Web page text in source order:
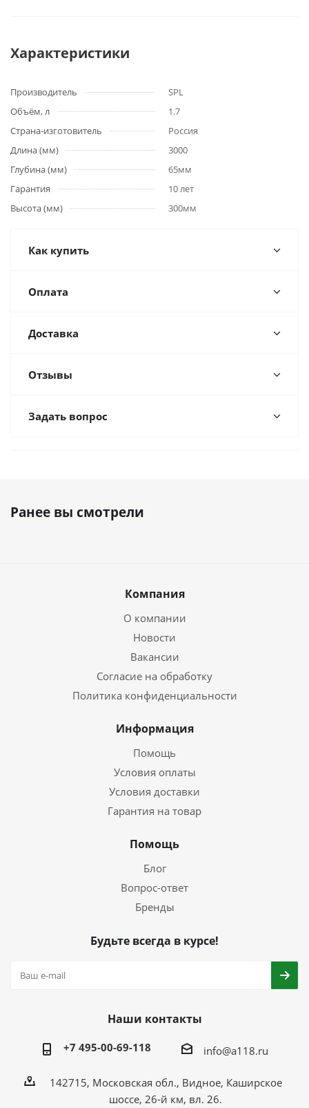
Характеристики
Производитель
SPL
Объём, л
1.7
Страна-изготовитель
Россия
Длина (мм)
3000
Глубина (мм)
65мм
Гарантия
10 лет
Высота (мм)
300мм
Как купить
Оплата
Доставка
Отзывы
Задать вопрос
Ранее вы смотрели
Компания
О компании
Новости
Вакансии
Согласие на обработку
Политика конфиденциальности
Информация
Помощь
Условия оплаты
Условия доставки
Гарантия на товар
Помощь
Блог
Вопрос-ответ
Бренды
Будьте всегда в курсе!
Наши контакты
+7 495-00-69-118 info@a118.ru
142715, Московская обл., Видное, Каширское
шоссе, 26-й км, вл. 26.